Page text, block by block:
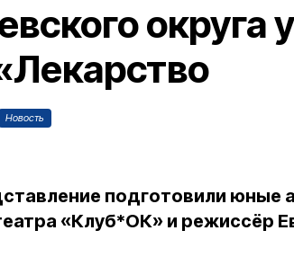
округа
Новость
подготовили юные
«Клуб*ОК» и режиссёр